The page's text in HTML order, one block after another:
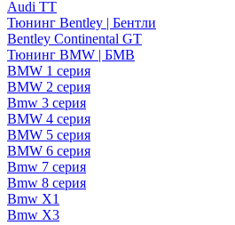
Audi TT
Тюнинг Bentley | Бентли
Bentley Continental GT
Тюнинг BMW | БМВ
BMW 1 серия
BMW 2 серия
Bmw 3 серия
BMW 4 серия
BMW 5 серия
BMW 6 серия
Bmw 7 серия
Bmw 8 серия
Bmw X1
Bmw X3